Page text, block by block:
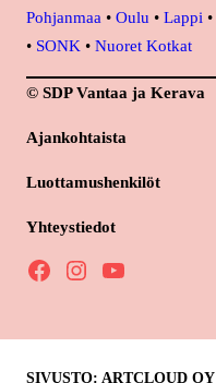
Pohjanmaa • Oulu • Lappi •
• SONK • Nuoret Kotkat
© SDP Vantaa ja Kerava
Ajankohtaista
Luottamushenkilöt
Yhteystiedot
Facebook Instagram YouTube
SIVUSTO: ARTCLOUD OY